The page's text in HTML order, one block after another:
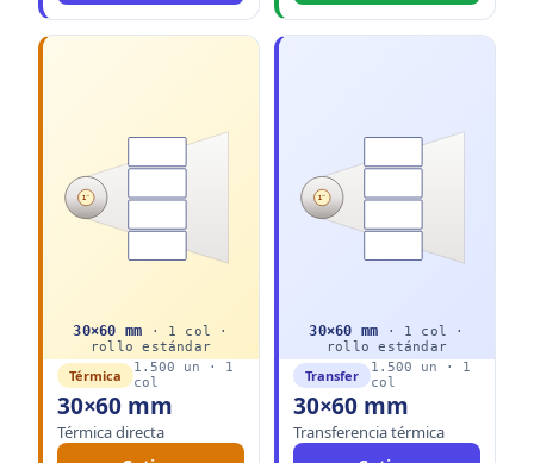
1"
30×60 mm · 1 col ·
rolloestándar
Térmica 1.500 un · 1
col
30×60 mm
Térmica directa
1"
30×60 mm · 1 col ·
rolloestándar
Transfer 1.500 un · 1
col
30×60 mm
Transferencia térmica